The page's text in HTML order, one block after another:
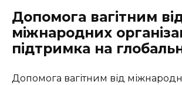
Допомога вагітним
міжнародних
підтримка на
Допомога вагітним від